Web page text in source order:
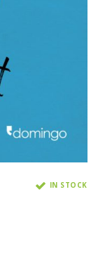
IN STOCK